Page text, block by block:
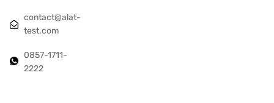
contact@alat-
test.com
0857-1711-
2222